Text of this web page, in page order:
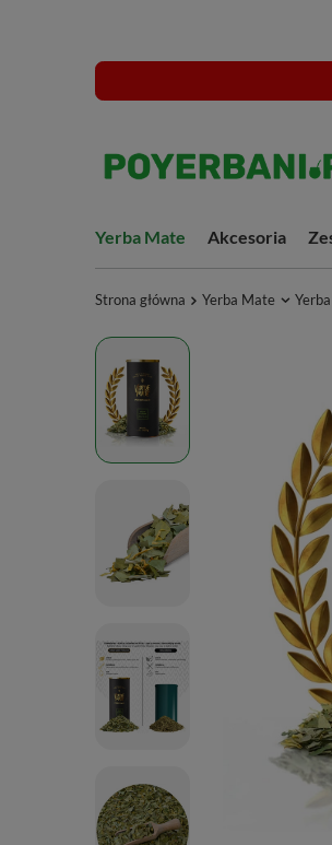
Yerba Mate Akcesoria
Strona główna Yerba Mate